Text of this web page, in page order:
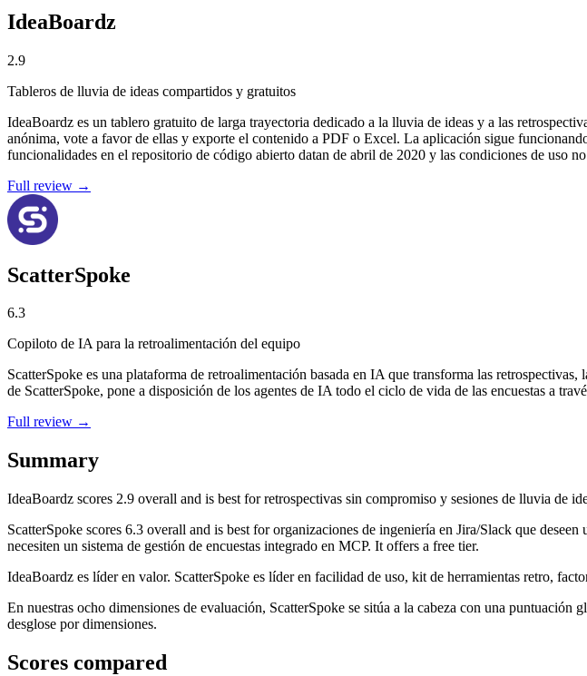
IdeaBoardz
2.9
Tableros de lluvia de ideas compartidos y gratuitos
IdeaBoardz es un tablero gratuito de larga trayectoria dedicado a la lluvia de ideas y a las
anónima, vote a favor de ellas y exporte el contenido a PDF o Excel. La aplicación sigue
funcionalidades en el repositorio de código abierto datan de abril de 2020 y las condiciones de uso
Full review →
ScatterSpoke
6.3
Copiloto de IA para la retroalimentación del equipo
ScatterSpoke es una plataforma de retroalimentación basada en IA que transforma las
de ScatterSpoke, pone a disposición de los agentes de IA todo el ciclo de vida de las encuestas a
Full review →
Summary
IdeaBoardz scores 2.9 overall and is best for retrospectivas sin compromiso y sesiones de lluvia de
ScatterSpoke scores 6.3 overall and is best for organizaciones de ingeniería en Jira/Slack que
necesiten un sistema de gestión de encuestas integrado en MCP. It offers a free tier.
IdeaBoardz es líder en valor. ScatterSpoke es líder en facilidad de uso, kit de herramientas retro,
En nuestras ocho dimensiones de evaluación, ScatterSpoke se sitúa a la cabeza con una
desglose por dimensiones.
Scores compared